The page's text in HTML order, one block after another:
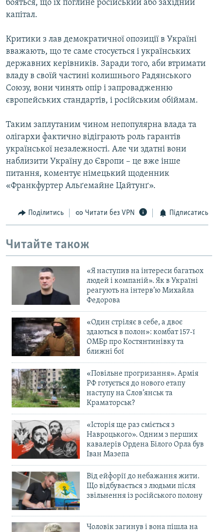
бояться, що їх поглине російський або західний
капітал.
Критики з лав демократичної опозиції в Україні
вважають, що те саме стосується і українських
державних керівників. Заради того, аби втримати
владу в своїй частині колишнього Радянського
Союзу, вони чинять опір і запровадженню
європейських стандартів, і російським обіймам.
Таким заплутаним чином непопулярна влада та
олігархи фактично відіграють роль гарантів
української незалежності. Але чи здатні вони
наблизити Україну до Європи – це вже інше
питання, коментує німецький щоденник
«Франкфуртер Альґемайне Цайтунґ».
Поділитись Читати без VPN Підписатись
Читайте також
«Я наступив на інтереси багатьох
людей і компаній». Як в Україні
реагують на інтерв’ю Михайла
Федорова
«Один стріляє в себе, а двоє
здаються в полон»: комбат 157-ї
ОМБр про Костянтинівку та
ближні бої
«Повільне прогризання». Армія
РФ готується до нового етапу
наступу на Слов’янськ та
Краматорськ?
«Історія ще раз сміється з
Навроцького». Одним з перших
кавалерів Ордена Білого Орла був
Іван Мазепа
Від ейфорії до небажання жити.
Що відбувається з людьми після
звільнення із російського полону
Чоловік загинув і вона пішла на